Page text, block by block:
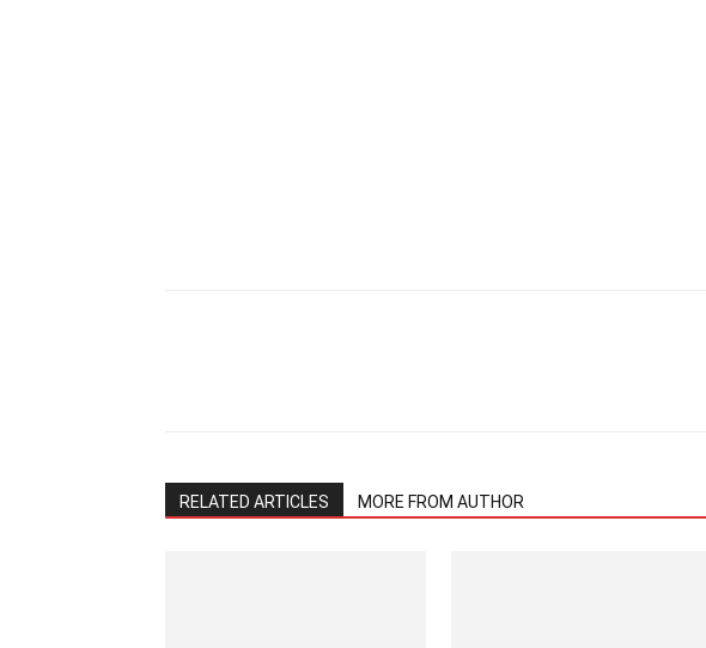
RELATED ARTICLES MORE FROM AUTHOR